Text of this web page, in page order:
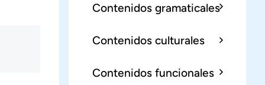
Contenidos gramaticales
Contenidos culturales
Contenidos funcionales